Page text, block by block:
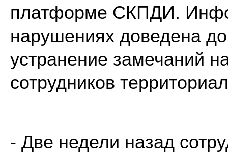
платформе СКПДИ.
нарушениях доведена
устранение замечаний
сотрудников
- Две недели назад